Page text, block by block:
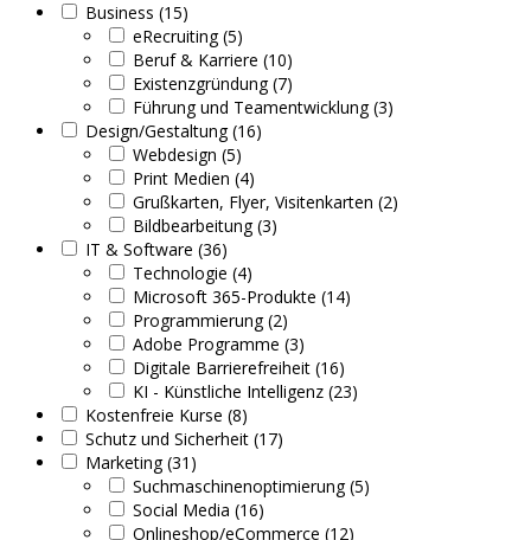
Business (15)
eRecruiting (5)
Beruf & Karriere (10)
Existenzgründung (7)
Führung und Teamentwicklung (3)
Design/Gestaltung (16)
Webdesign (5)
Print Medien (4)
Grußkarten, Flyer, Visitenkarten (2)
Bildbearbeitung (3)
IT & Software (36)
Technologie (4)
Microsoft 365-Produkte (14)
Programmierung (2)
Adobe Programme (3)
Digitale Barrierefreiheit (16)
KI - Künstliche Intelligenz (23)
Kostenfreie Kurse (8)
Schutz und Sicherheit (17)
Marketing (31)
Suchmaschinenoptimierung (5)
Social Media (16)
Onlineshop/eCommerce (12)